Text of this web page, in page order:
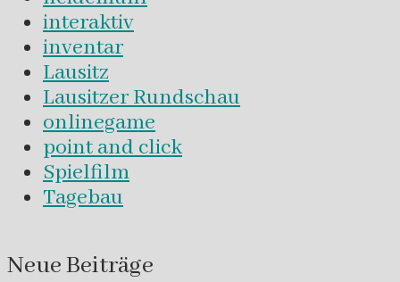
interaktiv
inventar
Lausitz
Lausitzer Rundschau
onlinegame
point and click
Spielfilm
Tagebau
Neue Beiträge